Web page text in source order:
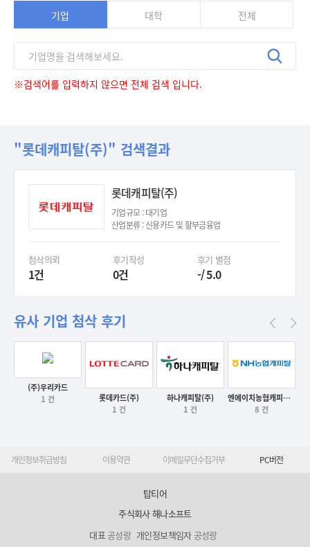
기업 대학 전체
※검색어를 입력하지 않으면 전체 검색 입니다.
"롯데캐피탈(주)" 검색결과
롯데캐피탈(주)
기업규모 : 대기업
산업분류 : 신용카드 및 할부금융업
첨삭의뢰
1건
후기작성
0건
후기 별점
-/ 5.0
유사 기업 첨삭 후기
후기보기
(주)우리카드
1 건
후기보기
롯데카드(주)
1 건
후기보기
하나캐피탈(주)
1 건
후기보기
엔에이치농협캐피탈(주)
8 건
개인정보취급방침 이용약관 이메일무단수집거부 PC버전
탑티어
주식회사 해나소프트
대표공성랑 개인정보책임자공성랑